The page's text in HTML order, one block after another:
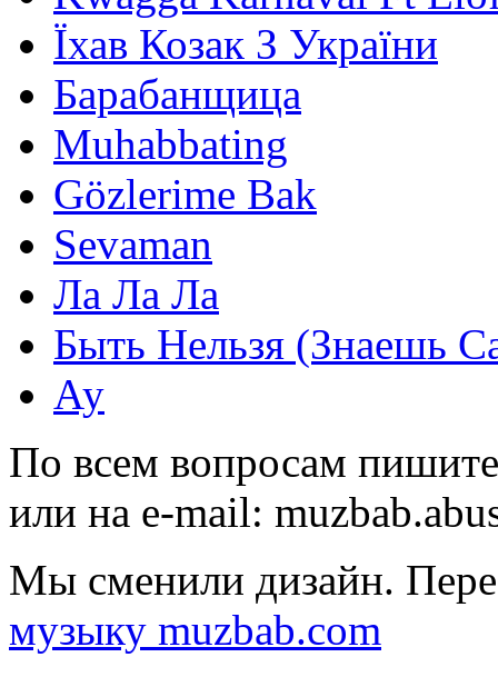
Їхав Козак З України
Барабанщица
Muhabbating
Gözlerime Bak
Sevaman
Ла Ла Ла
Быть Нельзя (Знаешь
Ау
По всем вопросам
или на e-mail:
Мы сменили дизайн.
музыку muzbab.com